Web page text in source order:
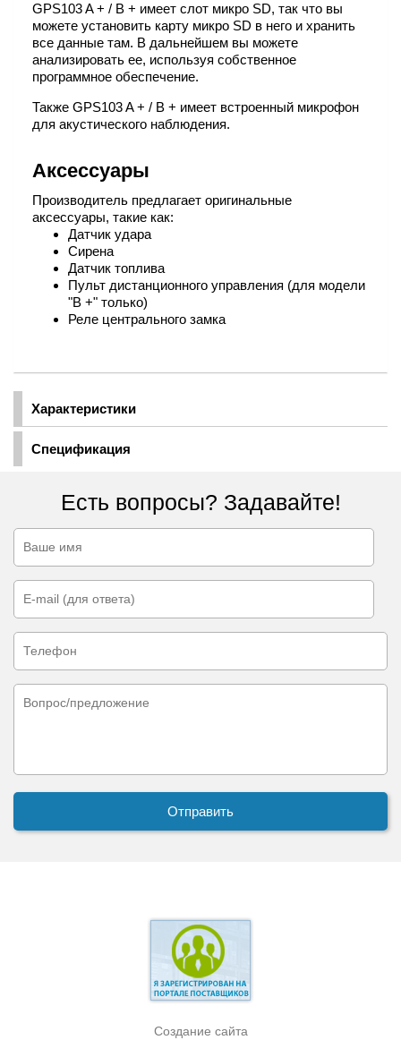
Характеристики
Спецификация
GPS103 A + / B + имеет слот микро SD, так что вы
можете установить карту микро SD в него и хранить
все данные там. В дальнейшем вы можете
анализировать ее, используя собственное
программное обеспечение.
Также GPS103 A + / B + имеет встроенный микрофон
для акустического наблюдения.
Аксессуары
Производитель предлагает оригинальные
аксессуары, такие как:
Датчик удара
Сирена
Датчик топлива
Пульт дистанционного управления (для модели
"B +" только)
Реле центрального замка
Есть вопросы? Задавайте!
Создание сайта